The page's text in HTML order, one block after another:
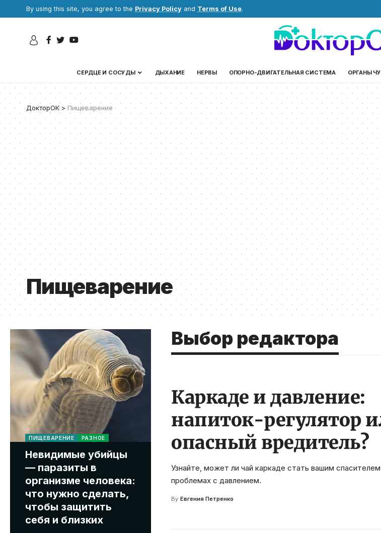
By using this site, you agree to the Privacy Policy and Terms of Use.
СЕРДЦЕ И СОСУДЫ ДЫХАНИЕ НЕРВЫ ОПОРНО-ДВИГАТЕЛЬНАЯ СИСТЕМА ОРГАНЫ
ДокторОК > Пищеварение
Пищеварение
ПИЩЕВАРЕНИЕ РАЗНОЕ
Невидимые убийцы
— паразиты в
организме человека:
что нужно сделать,
чтобы защитить
себя и близких
Выбор редактора
Каркаде и давление:
напиток-регулятор
опасный вредитель?
Узнайте, может ли чай каркаде стать вашим
проблемах с давлением.
By Евгения Петренко